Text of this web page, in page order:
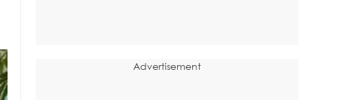
Advertisement